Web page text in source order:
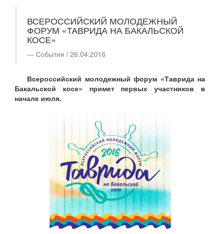
ВСЕРОССИЙСКИЙ МОЛОДЕЖНЫЙ
ФОРУМ «ТАВРИДА НА БАКАЛЬСКОЙ
КОСЕ»
События / 26.04.2016
Всероссийский молодежный форум «Таврида на
Бакальской косе» примет первых участников в
начале июля.